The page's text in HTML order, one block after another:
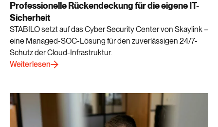
Professionelle Rückendeckung für die eigene IT-
Sicherheit
STABILO setzt auf das Cyber Security Center von Skaylink –
eine Managed-SOC-Lösung für den zuverlässigen 24/7-
Schutz der Cloud-Infrastruktur.
Weiterlesen